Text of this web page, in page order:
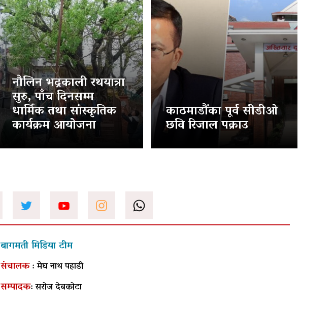
नौलिन भद्रकाली रथयात्रा
सुरु, पाँच दिनसम्म
धार्मिक तथा सांस्कृतिक
कार्यक्रम आयोजना
काठमाडौंका पूर्व सीडीओ
छवि रिजाल पक्राउ
बागमती मिडिया टीम
संचालक: मेघ नाथ पहाडी
सम्पादक: सरोज देबकोटा